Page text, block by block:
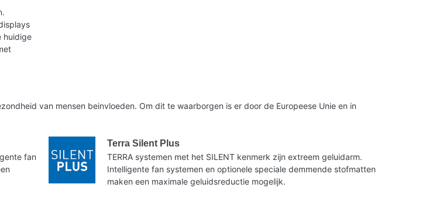
huidige
van mensen beinvloeden. Om dit te waarborgen is er door de Europeese Unie en in
fan
Terra Silent Plus
TERRA systemen met het SILENT kenmerk zijn extreem geluidarm.
Intelligente fan systemen en optionele speciale demmende stofmatten
maken een maximale geluidsreductie mogelijk.